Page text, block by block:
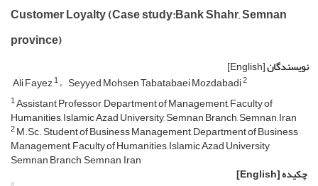
Customer Loyalty (Case study:Bank Shahr, Semnan
province)
نویسندگان[English]
Ali Fayez1 Seyyed Mohsen Tabatabaei Mozdabadi2
1Assistant Professor, Department of Management, Faculty of
Humanities, Islamic Azad University, Semnan Branch, Semnan, Iran
2M.Sc. Student of Business Management, Department of Business
Management, Faculty of Humanities, Islamic Azad University,
Semnan Branch, Semnan, Iran
چکیده[English]